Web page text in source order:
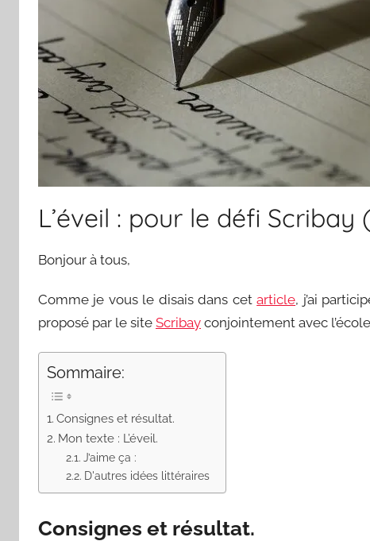
L’éveil : pour le défi Scribay
Bonjour à tous,
Comme je vous le disais dans cetarticle, j’ai
proposé par le site Scribay conjointement avec
Sommaire:
Consignes et résultat.
Mon texte : L’éveil.
J’aime ça :
D'autres idées littéraires
Consignes et résultat.